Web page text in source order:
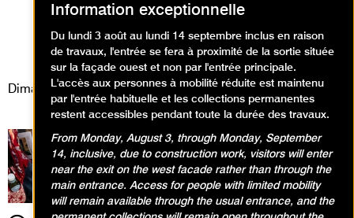
Lebas
Visites, Événement / Visite
contée
Dimanche 4 juin 2023
Information exceptionnelle
Du lundi 3 août au lundi 14 septembre inclus en raison
de travaux, l'entrée se fera à proximité de la sortie située
sur la façade ouest et non par l'entrée principale.
L'accès aux personnes à mobilité réduite est maintenu
par l'entrée habituelle et les collections permanentes
restent accessibles pendant toute la durée des travaux.
From Monday, August 3, through Monday, September
14, inclusive, due to construction work, visitors will enter
near the exit on the west facade rather than through the
main entrance. Access for people with limited mobility
will remain available through the usual entrance, and the